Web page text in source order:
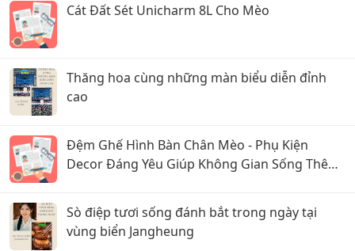
Cát Đất Sét Unicharm 8L Cho Mèo
Thăng hoa cùng những màn biểu diễn đỉnh
cao
Đệm Ghế Hình Bàn Chân Mèo - Phụ Kiện
Decor Đáng Yêu Giúp Không Gian Sống Thêm
Sò điệp tươi sống đánh bắt trong ngày tại
vùng biển Jangheung